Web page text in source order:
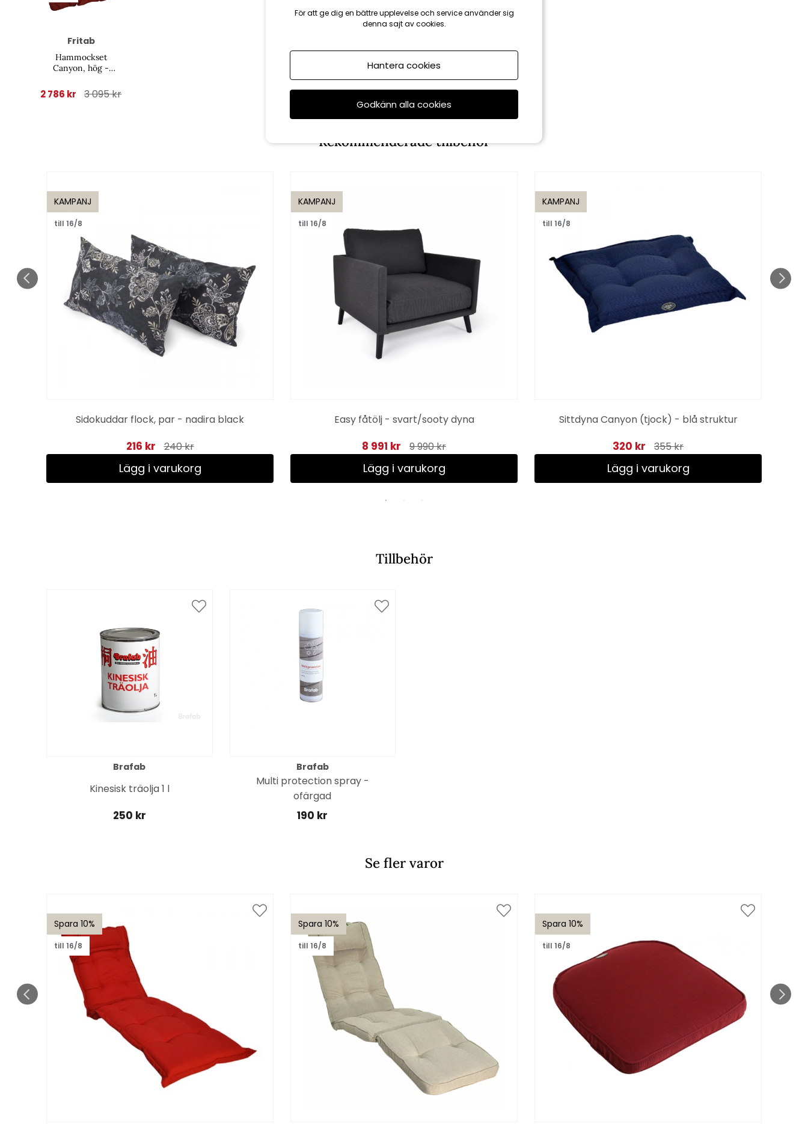
Fritab
Hammockset
Canyon, hög -
2 786 kr 3 095 kr
Rekommenderade tillbehör
KAMPANJ
till 16/8
Sidokuddar flock, par - nadira black
216 kr 240 kr
Lägg i varukorg
KAMPANJ
till 16/8
Easy fåtölj - svart/sooty dyna
8 991 kr 9 990 kr
Lägg i varukorg
KAMPANJ
till 16/8
Sittdyna Canyon (tjock) - blå struktur
320 kr 355 kr
Lägg i varukorg
Tillbehör
Brafab
Kinesisk träolja 1 l
250 kr
Brafab
Multi protection spray -
ofärgad
190 kr
Se fler varor
Spara 10%
till 16/8
Spara 10%
till 16/8
Spara 10%
till 16/8
För att ge dig en bättre upplevelse och service använder sig
denna sajt av cookies.
Hantera cookies
Godkänn alla cookies